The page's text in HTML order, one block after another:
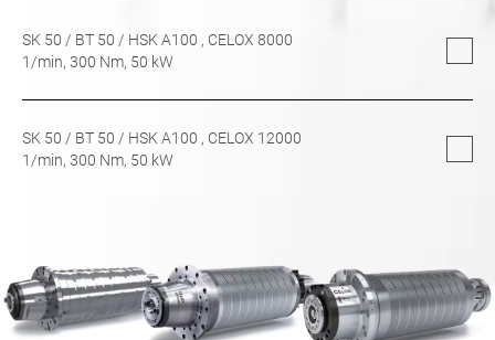
SK 50 / BT 50 / HSK A100 , CELOX 8000
1/min, 300 Nm, 50 kW
SK 50 / BT 50 / HSK A100 , CELOX 12000
1/min, 300 Nm, 50 kW